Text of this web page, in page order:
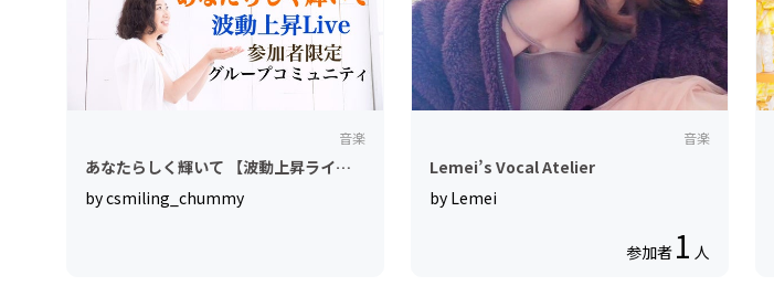
音楽
あなたらしく輝いて 【波動上昇ライブ
参加者限定のコミュニティー】
by csmiling_chummy
音楽
Lemei’s Vocal Atelier
by Lemei
参加者 1 人